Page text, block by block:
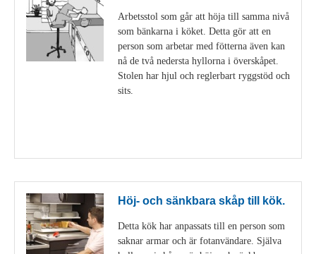
Arbetsstol som går att höja till samma nivå
som bänkarna i köket. Detta gör att en
person som arbetar med fötterna även kan
nå de två nedersta hyllorna i överskåpet.
Stolen har hjul och reglerbart ryggstöd och
sits.
Höj- och sänkbara skåp till kök.
Detta kök har anpassats till en person som
saknar armar och är fotanvändare. Själva